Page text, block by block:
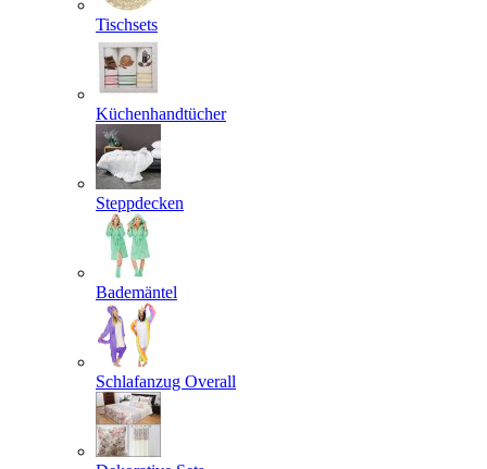
Tischsets
Küchenhandtücher
Steppdecken
Bademäntel
Schlafanzug Overall